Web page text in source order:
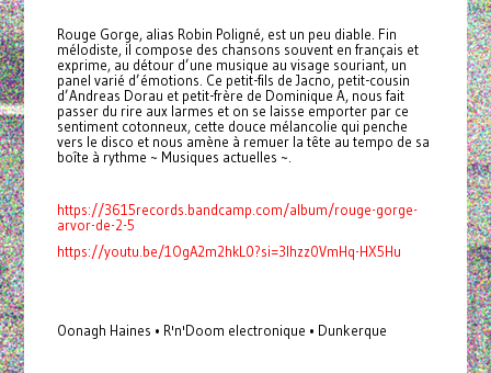
Rouge Gorge, alias Robin Poligné, est un peu diable. Fin
mélodiste, il compose des chansons souvent en français et
exprime, au détour d’une musique au visage souriant, un
panel varié d’émotions. Ce petit-fils de Jacno, petit-cousin
d’Andreas Dorau et petit-frère de Dominique A, nous fait
passer du rire aux larmes et on se laisse emporter par ce
sentiment cotonneux, cette douce mélancolie qui penche
vers le disco et nous amène à remuer la tête au tempo de sa
boîte à rythme ~ Musiques actuelles ~.
https://3615records.bandcamp.com/album/rouge-gorge-
arvor-de-2-5
https://youtu.be/1OgA2m2hkL0?si=3lhzz0VmHq-HX5Hu
Oonagh Haines • R'n'Doom electronique • Dunkerque